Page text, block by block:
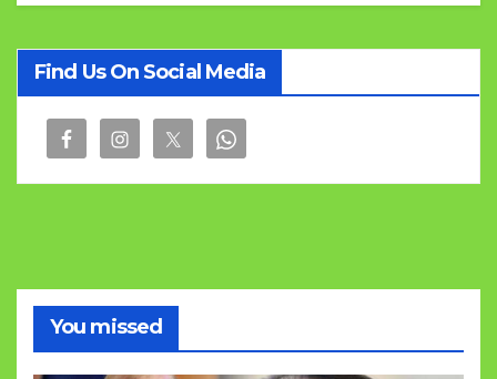
Find Us On Social Media
You missed